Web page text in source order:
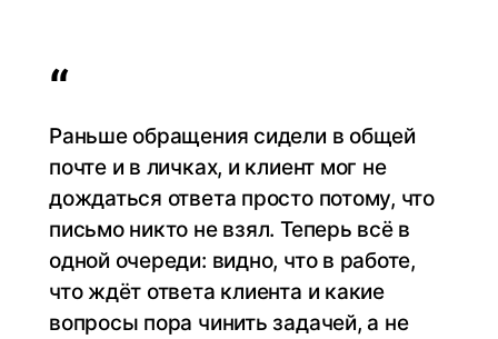
“
Раньше обращения сидели в общей
почте и в личках, и клиент мог не
дождаться ответа просто потому, что
письмо никто не взял. Теперь всё в
одной очереди: видно, что в работе,
что ждёт ответа клиента и какие
вопросы пора чинить задачей, а не